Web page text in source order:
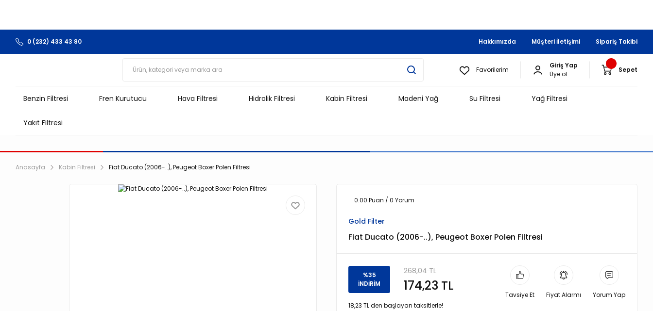
0 (232) 433 43 80 Hakkımızda Müşteri İletişimi Sipariş Takibi
Favorilerim
Giriş Yap
Üye ol
Sepet
Benzin Filtresi Fren Kurutucu Hava Filtresi Hidrolik Filtresi Kabin Filtresi Madeni Yağ Su Filtresi Yağ Filtresi
Yakıt Filtresi
Anasayfa Kabin Filtresi Fiat Ducato (2006-..), Peugeot Boxer Polen Filtresi
0.00 Puan / 0 Yorum
Gold Filter
Fiat Ducato (2006-..), Peugeot Boxer Polen Filtresi
%35
İNDİRİM
268,04 TL
174,23 TL
18,23 TL den başlayan taksitlerle!
Tavsiye Et Fiyat Alarmı Yorum Yap